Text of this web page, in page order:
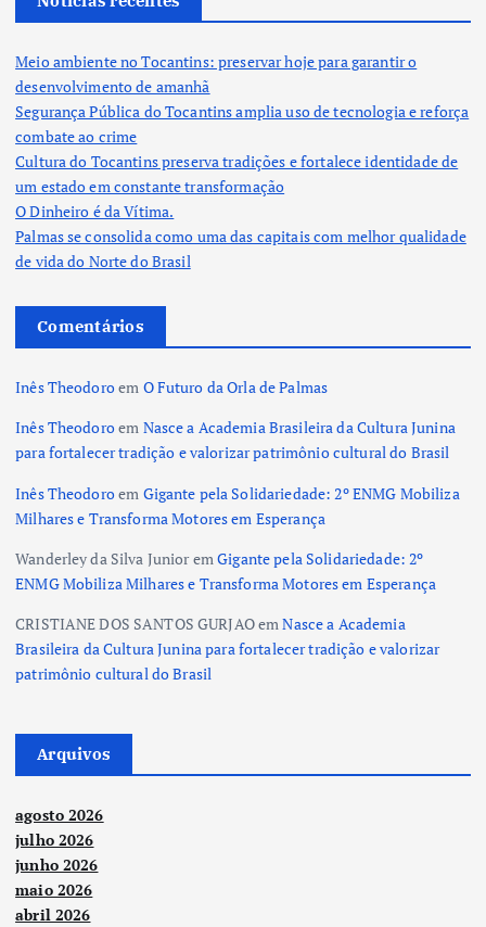
Meio ambiente no Tocantins: preservar hoje para garantir o
desenvolvimento de amanhã
Segurança Pública do Tocantins amplia uso de tecnologia e reforça
combate ao crime
Cultura do Tocantins preserva tradições e fortalece identidade de
um estado em constante transformação
O Dinheiro é da Vítima.
Palmas se consolida como uma das capitais com melhor qualidade
de vida do Norte do Brasil
Comentários
Inês Theodoroem O Futuro da Orla de Palmas
Inês Theodoroem Nasce a Academia Brasileira da Cultura Junina
para fortalecer tradição e valorizar patrimônio cultural do Brasil
Inês Theodoroem Gigante pela Solidariedade: 2º ENMG Mobiliza
Milhares e Transforma Motores em Esperança
Wanderley da Silva JunioremGigante pela Solidariedade: 2º
ENMG Mobiliza Milhares e Transforma Motores em Esperança
CRISTIANE DOS SANTOS GURJAOemNasce a Academia
Brasileira da Cultura Junina para fortalecer tradição e valorizar
patrimônio cultural do Brasil
Arquivos
agosto 2026
julho 2026
junho 2026
maio 2026
abril 2026